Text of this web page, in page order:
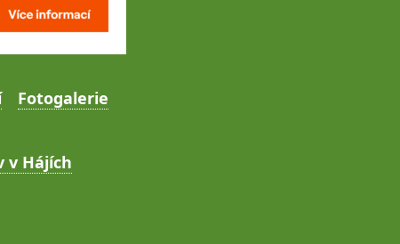
Fotogalerie
v Hájích